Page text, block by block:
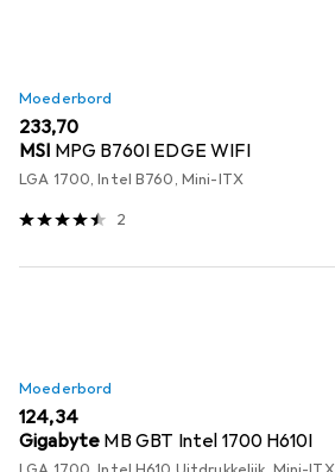
Moederbord
EUR
233,70
MSI MPG B760I EDGE WIFI
LGA 1700, Intel B760, Mini-ITX
2
Moederbord
EUR
124,34
Gigabyte MB GBT Intel 1700 H610I